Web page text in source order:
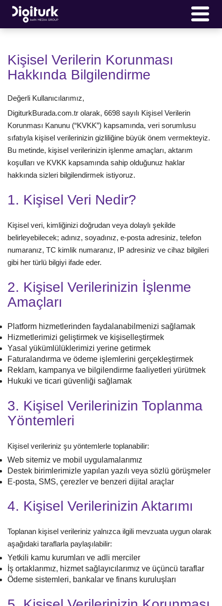
Kişisel Verilerin Korunması
Hakkında Bilgilendirme
Değerli Kullanıcılarımız,
DigiturkBurada.com.tr olarak, 6698 sayılı Kişisel Verilerin
Korunması Kanunu (“KVKK”) kapsamında, veri sorumlusu
sıfatıyla kişisel verilerinizin gizliliğine büyük önem vermekteyiz.
Bu metinde, kişisel verilerinizin işlenme amaçları, aktarım
koşulları ve KVKK kapsamında sahip olduğunuz haklar
hakkında sizleri bilgilendirmek istiyoruz.
1. Kişisel Veri Nedir?
Kişisel veri, kimliğinizi doğrudan veya dolaylı şekilde
belirleyebilecek; adınız, soyadınız, e-posta adresiniz, telefon
numaranız, TC kimlik numaranız, IP adresiniz ve cihaz bilgileri
gibi her türlü bilgiyi ifade eder.
2. Kişisel Verilerinizin İşlenme
Amaçları
Platform hizmetlerinden faydalanabilmenizi sağlamak
Hizmetlerimizi geliştirmek ve kişiselleştirmek
Yasal yükümlülüklerimizi yerine getirmek
Faturalandırma ve ödeme işlemlerini gerçekleştirmek
Reklam, kampanya ve bilgilendirme faaliyetleri yürütmek
Hukuki ve ticari güvenliği sağlamak
3. Kişisel Verilerinizin Toplanma
Yöntemleri
Kişisel verileriniz şu yöntemlerle toplanabilir:
Web sitemiz ve mobil uygulamalarımız
Destek birimlerimizle yapılan yazılı veya sözlü görüşmeler
E-posta, SMS, çerezler ve benzeri dijital araçlar
4. Kişisel Verilerinizin Aktarımı
Toplanan kişisel verileriniz yalnızca ilgili mevzuata uygun olarak
aşağıdaki taraflarla paylaşılabilir:
Yetkili kamu kurumları ve adli merciler
İş ortaklarımız, hizmet sağlayıcılarımız ve üçüncü taraflar
Ödeme sistemleri, bankalar ve finans kuruluşları